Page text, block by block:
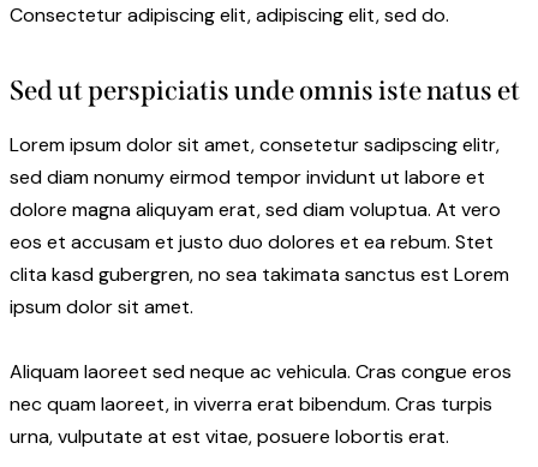
Consectetur adipiscing elit, adipiscing elit, sed do.
Sed ut perspiciatis unde omnis iste natus et
Lorem ipsum dolor sit amet, consetetur sadipscing elitr,
sed diam nonumy eirmod tempor invidunt ut labore et
dolore magna aliquyam erat, sed diam voluptua. At vero
eos et accusam et justo duo dolores et ea rebum. Stet
clita kasd gubergren, no sea takimata sanctus est Lorem
ipsum dolor sit amet.
Aliquam laoreet sed neque ac vehicula. Cras congue eros
nec quam laoreet, in viverra erat bibendum. Cras turpis
urna, vulputate at est vitae, posuere lobortis erat.